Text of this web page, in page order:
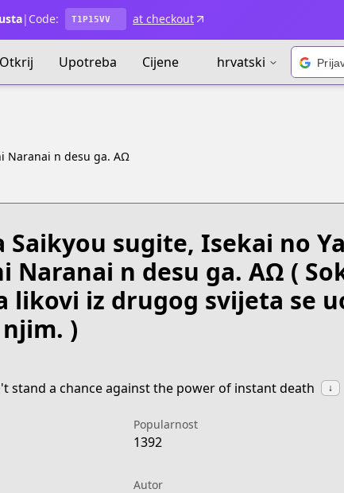
| Code: T1P15VV at checkout
Otkrij Upotreba Cijene hrvatski
Naranai n desu ga. ΑΩ
Saikyou sugite, Isekai no
Naranai n desu ga. ΑΩ (
likovi iz drugog svijeta se
)
stand a chance against the power of instant death ↓
Popularnost
1392
Autor